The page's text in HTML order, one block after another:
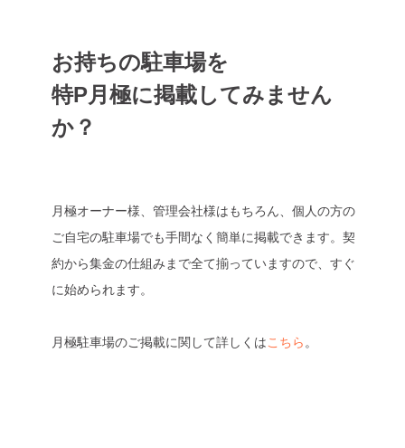
お持ちの駐車場を
特P月極に掲載してみません
か？
月極オーナー様、管理会社様はもちろん、個人の方の
ご自宅の駐車場でも手間なく簡単に掲載できます。契
約から集金の仕組みまで全て揃っていますので、すぐ
に始められます。
月極駐車場のご掲載に関して詳しくはこちら 。